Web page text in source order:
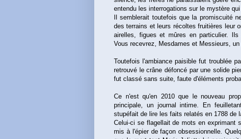
entendu les interrogations sur le mystère
Il semblerait toutefois que la promiscuité
des terrains et leurs récoltes fruitières leur
airelles, figues et mûres en particulier. Ils
Vous recevrez, Mesdames et Messieurs,
Toutefois l'ambiance paisible fut troublée
retrouvé le crâne défoncé par une solide
fut classé sans suite, faute d'éléments
Ce n'est qu'en 2010 que le nouveau
principale, un journal intime. En
stupéfait de lire les faits relatés en 1788 de
Celui-ci se flagellait de mots en exprimant
mis à l'épier de façon obsessionnelle.